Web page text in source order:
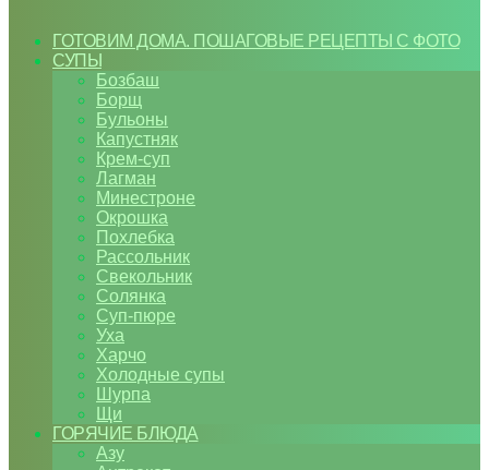
ГОТОВИМ ДОМА. ПОШАГОВЫЕ РЕЦЕПТЫ С ФОТО
СУПЫ
Бозбаш
Борщ
Бульоны
Капустняк
Крем-суп
Лагман
Минестроне
Окрошка
Похлебка
Рассольник
Свекольник
Солянка
Суп-пюре
Уха
Харчо
Холодные супы
Шурпа
Щи
ГОРЯЧИЕ БЛЮДА
Азу